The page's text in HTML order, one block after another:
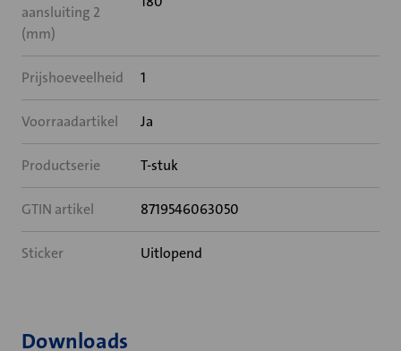
aansluiting 2
(mm)
Prijshoeveelheid 1
Voorraadartikel Ja
Productserie T-stuk
GTIN artikel 8719546063050
Sticker Uitlopend
Downloads